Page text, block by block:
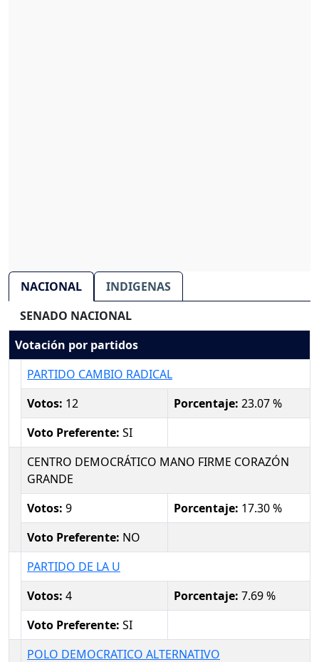
NACIONAL
INDIGENAS
SENADO NACIONAL
Votación por partidos
PARTIDO CAMBIO RADICAL
Votos: 12 Porcentaje: 23.07 %
Voto Preferente: SI
CENTRO DEMOCRÁTICO MANO FIRME CORAZÓN
GRANDE
Votos: 9 Porcentaje: 17.30 %
Voto Preferente: NO
PARTIDO DE LA U
Votos: 4 Porcentaje: 7.69 %
Voto Preferente: SI
POLO DEMOCRATICO ALTERNATIVO